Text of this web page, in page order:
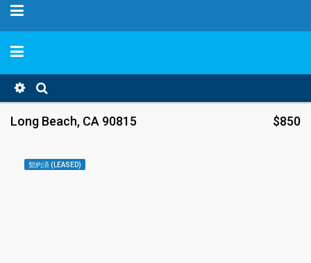
Long Beach, CA 90815 $850
契約済 (LEASED)